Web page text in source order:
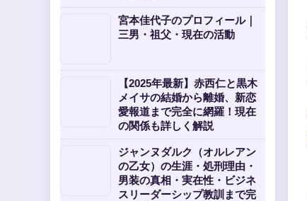
宮本佳代子のプロフィール｜
三男・祖父・現在の活動
【2025年最新】赤西仁と黒木
メイサの結婚から離婚、新恋
愛報道まで完全に網羅！現在
の関係も詳しく解説
ジャンヌダルク（オルレアン
の乙女）の生涯・処刑理由・
男装の真相・実在性・ビジネ
スリーダーシップ教訓まで完